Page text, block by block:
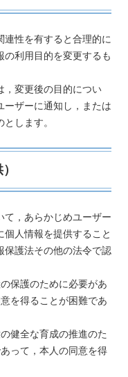
連性を有すると合理的に
利用目的を変更するも
，変更後の目的につい
ーザーに通知し，または
します。
て，あらかじめユーザー
人情報を提供すること
保護法その他の法令で認
保護のために必要があ
を得ることが困難であ
健全な育成の推進のた
って，本人の同意を得